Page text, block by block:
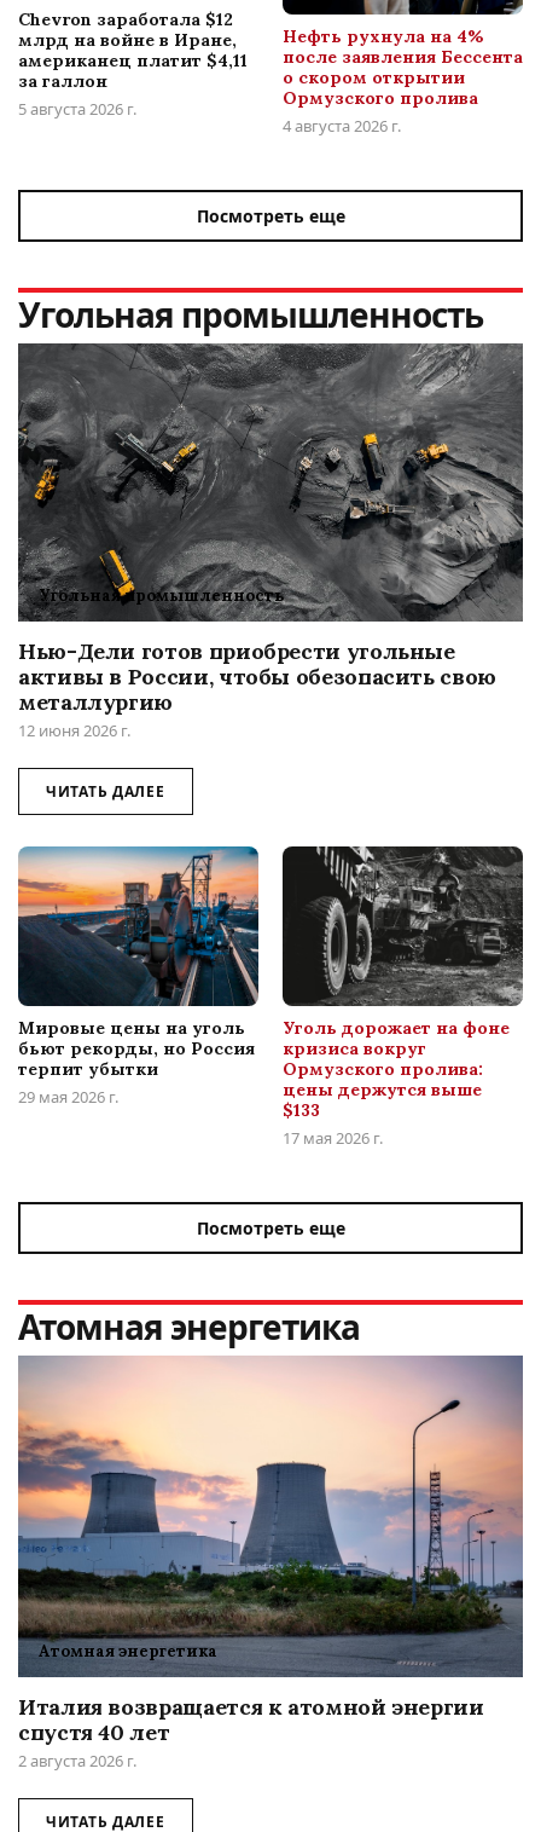
Chevron заработала $12
млрд на войне в Иране,
американец платит $4,11
за галлон
5 августа 2026 г.
Нефть рухнула на 4%
после заявления Бессента
о скором открытии
Ормузского пролива
4 августа 2026 г.
Посмотреть еще
Угольная промышленность
Угольная промышленность
Нью-Дели готов приобрести угольные
активы в России, чтобы обезопасить свою
металлургию
12 июня 2026 г.
ЧИТАТЬ ДАЛЕЕ
Мировые цены на уголь
бьют рекорды, но Россия
терпит убытки
29 мая 2026 г.
Уголь дорожает на фоне
кризиса вокруг
Ормузского пролива:
цены держутся выше
$133
17 мая 2026 г.
Посмотреть еще
Атомная энергетика
Атомная энергетика
Италия возвращается к атомной энергии
спустя 40 лет
2 августа 2026 г.
ЧИТАТЬ ДАЛЕЕ